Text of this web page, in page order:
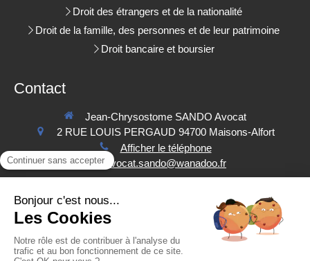
Droit des étrangers et de la nationalité
Droit de la famille, des personnes et de leur patrimoine
Droit bancaire et boursier
Contact
Jean-Chrysostome SANDO Avocat
2 RUE LOUIS PERGAUD 94700 Maisons-Alfort
Afficher le téléphone
avocat.sando@wanadoo.fr
Contacter Maître SANDO
©2022 CABINET SANDO - Avocat à Maisons-Alfort